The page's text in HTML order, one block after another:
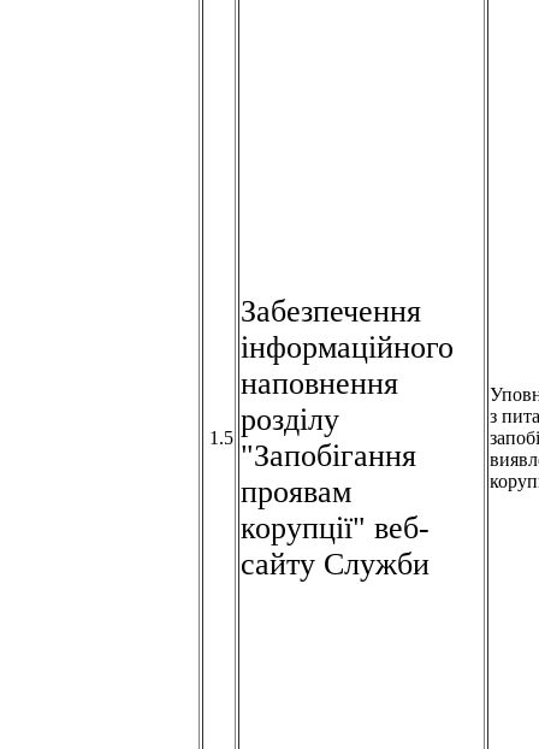
1.5
Забезпечення
інформаційного
наповнення
розділу
"Запобігання
проявам
корупції" веб-
сайту Служби
з